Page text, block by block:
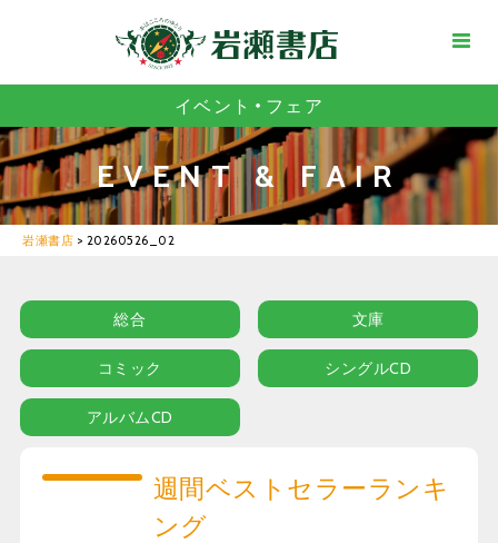
イベント・フェア
EVENT & FAIR
岩瀬書店 > 20260526_02
総合 文庫
コミック シングルCD
アルバムCD
週間ベストセラーランキ
ング